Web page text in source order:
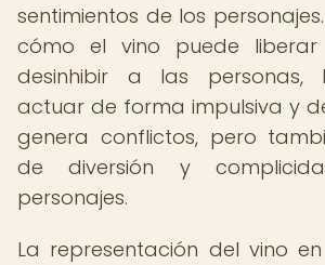
sentimientos de los
cómo el vino puede liberar
desinhibir a las personas,
actuar de forma impulsiva y
genera conflictos, pero
de diversión y
personajes.
La representación del vino